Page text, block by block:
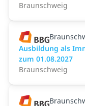
Braunschweig
Ausbildung als
zum 01.08.2027
Braunschweig